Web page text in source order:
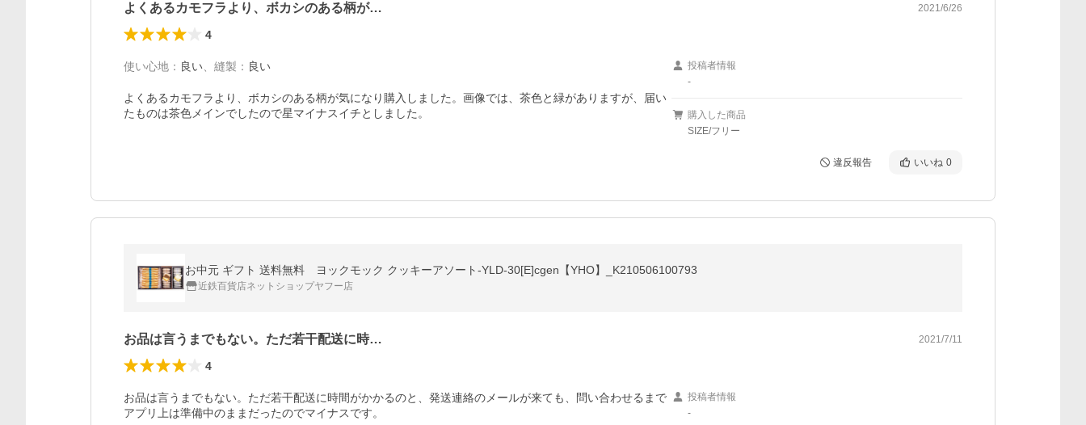
よくあるカモフラより、ボカシのある柄が… 2021/6/26
4
使い心地 ： 良い 縫製 ： 良い
よくあるカモフラより、ボカシのある柄が気になり購入しました。画像では、茶色と緑がありますが、届い
たものは茶色メインでしたので星マイナスイチとしました。
投稿者情報
-
購入した商品
SIZE/フリー
違反報告 いいね 0
お中元 ギフト 送料無料 ヨックモック クッキーアソート-YLD-30[E]cgen【YHO】_K210506100793
近鉄百貨店ネットショップヤフー店
お品は言うまでもない。ただ若干配送に時… 2021/7/11
4
お品は言うまでもない。ただ若干配送に時間がかかるのと、発送連絡のメールが来ても、問い合わせるまで
アプリ上は準備中のままだったのでマイナスです。
投稿者情報
-